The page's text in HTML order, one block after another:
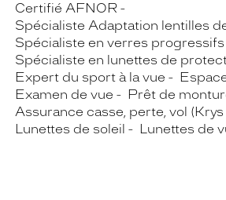
Certifié AFNOR
Spécialiste Adaptation lentilles
Spécialiste en verres progressifs
Spécialiste en lunettes de
Expert du sport à la vue
Examen de vue
Prêt de
Assurance casse, perte, vol
Lunettes de soleil
Lunettes de